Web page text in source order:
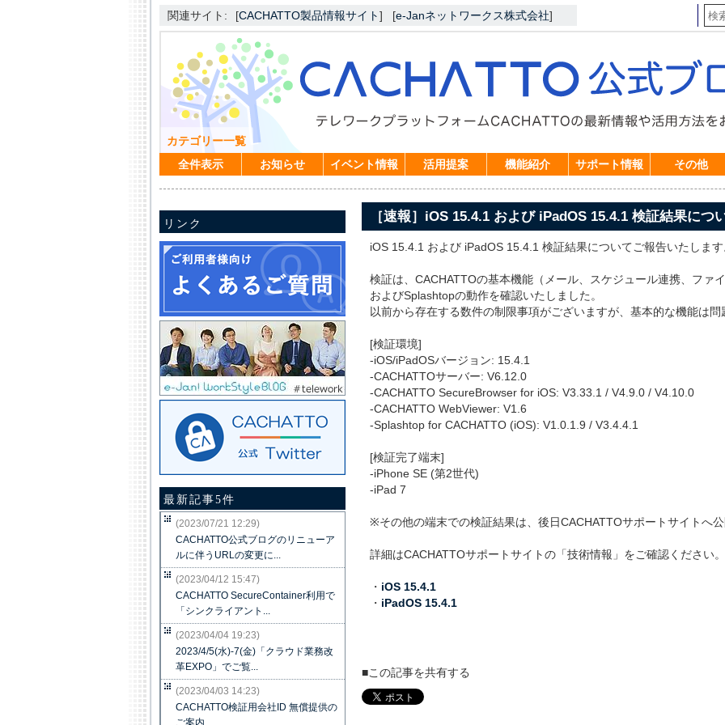
関連サイト: [CACHATTO製品情報サイト] [e-Janネットワークス株式会社]
カテゴリー一覧
全件表示
お知らせ イベント情報 活用提案 機能紹介 サポート情報 その他
［速報］iOS 15.4.1 および iPadOS 15.4.1 検証結果につ
iOS 15.4.1 および iPadOS 15.4.1 検証結果についてご報告いたします
検証は、CACHATTOの基本機能（メール、スケジュール連携、ファ
およびSplashtopの動作を確認いたしました。
以前から存在する数件の制限事項がございますが、基本的な機能は問
[検証環境]
-iOS/iPadOSバージョン: 15.4.1
-CACHATTOサーバー: V6.12.0
-CACHATTO SecureBrowser for iOS: V3.33.1 / V4.9.0 / V4.10.0
-CACHATTO WebViewer: V1.6
-Splashtop for CACHATTO (iOS): V1.0.1.9 / V3.4.4.1
[検証完了端末]
-iPhone SE (第2世代)
-iPad 7
※その他の端末での検証結果は、後日CACHATTOサポートサイトへ
詳細はCACHATTOサポートサイトの「技術情報」をご確認ください。
・ iOS 15.4.1
・ iPadOS 15.4.1
■この記事を共有する
リンク
最新記事5件
(2023/07/21 12:29)
CACHATTO公式ブログのリニューア
ルに伴うURLの変更に...
(2023/04/12 15:47)
CACHATTO SecureContainer利用で
「シンクライアント...
(2023/04/04 19:23)
2023/4/5(水)-7(金)「クラウド業務改
革EXPO」でご覧...
(2023/04/03 14:23)
CACHATTO検証用会社ID 無償提供の
ご案内